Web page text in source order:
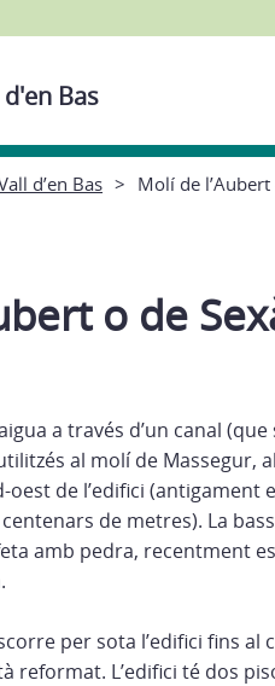
Bas
d’en Bas Molí de l’Aubert
o de
a través d’un canal
al molí de Massegur,
oest de l’edifici
de metres). La
amb pedra, recentment
per sota l’edifici fins al
reformat. L’edifici té dos